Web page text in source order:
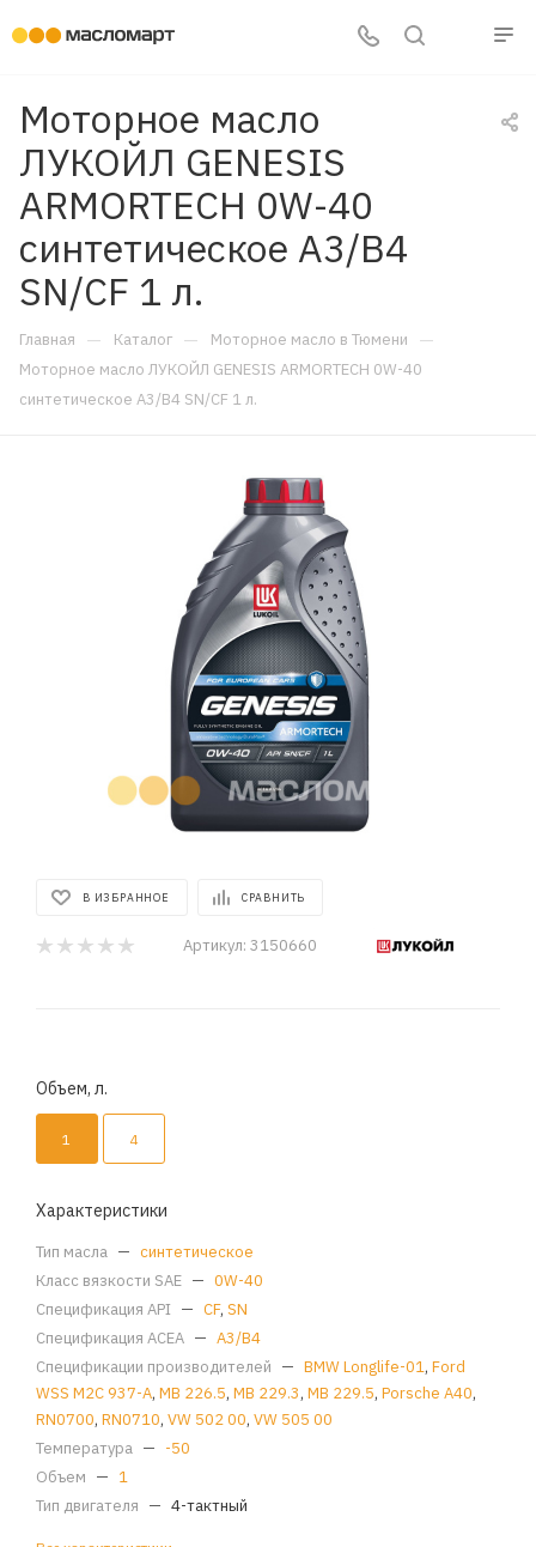
Моторное масло
ЛУКОЙЛ GENESIS
ARMORTECH 0W-40
синтетическое A3/B4
SN/CF 1 л.
Главная — Каталог — Моторное масло в Тюмени —
Моторное масло ЛУКОЙЛ GENESIS ARMORTECH 0W-40
синтетическое A3/B4 SN/CF 1 л.
В ИЗБРАННОЕ СРАВНИТЬ
Артикул: 3150660
Объем, л.
1 4
Характеристики
Тип масла — синтетическое
Класс вязкости SAE — 0W-40
Спецификация API — CF, SN
Спецификация ACEA — A3/B4
Спецификации производителей — BMW Longlife-01, Ford
WSS M2C 937-A, MB 226.5, MB 229.3, MB 229.5, Porsche A40,
RN0700, RN0710, VW 502 00, VW 505 00
Температура — -50
Объем — 1
Тип двигателя — 4-тактный